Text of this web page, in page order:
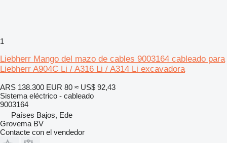
1
Liebherr Mango del mazo de cables 9003164 cableado para
Liebherr A904C Li / A316 Li / A314 Li excavadora
ARS 138.300 EUR 80 ≈ US$ 92,43
Sistema eléctrico - cableado
9003164
Países Bajos, Ede
Grovema BV
Contacte con el vendedor